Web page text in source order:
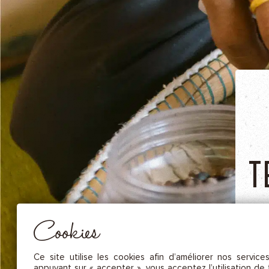
NOS ÉPICES GOURMANDES
NOS TISANES
Cookies
Ce site utilise les cookies afin d’améliorer nos
CES COOKIES SONT NÉCESSAIRES AU BON FONCTIONNEMENT DU SITE. ILS NE PEUVENT PAS
DÉSACTIVÉS.
Mesure d’audience
Ces cookies nous permettent de mesurer le nombre de visites, de
d’établir des statistiques afin d’en améliorer la qualité, l’ergonomie et
performance.
Les cookies marketing sont utilisés pour effectuer le suivi des